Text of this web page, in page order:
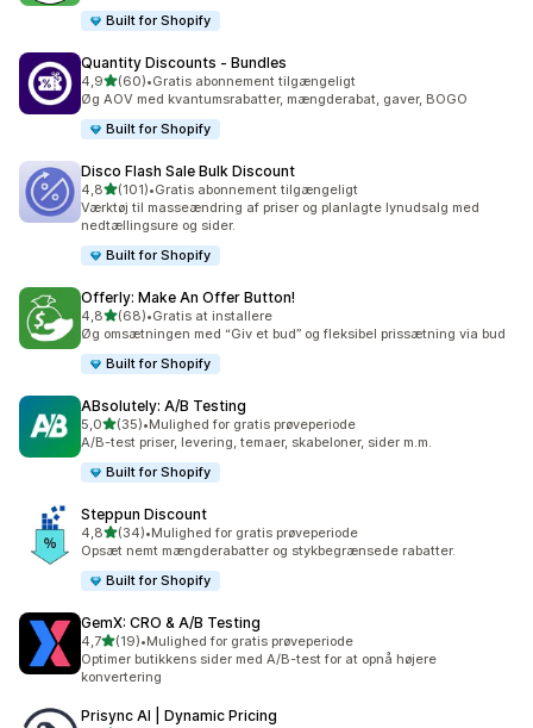
Built for Shopify
Quantity Discounts ‑ Bundles
4,9ud af 5 stjerner
(60)
60 anmeldelser i alt
•Gratis abonnement tilgængeligt
Øg AOV med kvantumsrabatter, mængderabat, gaver, BOGO
Built for Shopify
Disco Flash Sale Bulk Discount
4,8ud af 5 stjerner
(101)
101 anmeldelser i alt
•Gratis abonnement tilgængeligt
Værktøj til masseændring af priser og planlagte lynudsalg med
nedtællingsure og sider.
Built for Shopify
Offerly: Make An Offer Button!
4,8ud af 5 stjerner
(68)
68 anmeldelser i alt
•Gratis at installere
Øg omsætningen med “Giv et bud” og fleksibel prissætning via bud
Built for Shopify
ABsolutely: A/B Testing
5,0ud af 5 stjerner
(35)
35 anmeldelser i alt
•Mulighed for gratis prøveperiode
A/B-test priser, levering, temaer, skabeloner, sider m.m.
Built for Shopify
Steppun Discount
4,8ud af 5 stjerner
(34)
34 anmeldelser i alt
•Mulighed for gratis prøveperiode
Opsæt nemt mængderabatter og stykbegrænsede rabatter.
Built for Shopify
GemX: CRO & A/B Testing
4,7ud af 5 stjerner
(19)
19 anmeldelser i alt
•Mulighed for gratis prøveperiode
Optimer butikkens sider med A/B-test for at opnå højere
konvertering
Prisync AI | Dynamic Pricing